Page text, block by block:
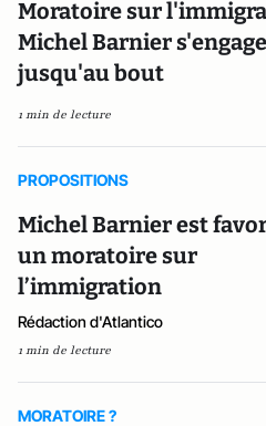
Moratoire sur
Michel Barnier
jusqu'au bout
1 min de lecture
PROPOSITIONS
Michel Barnier est
un moratoire sur
l’immigration
Rédaction d'Atlantico
1 min de lecture
MORATOIRE ?